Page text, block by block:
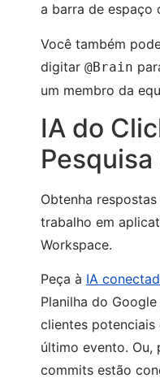
a barra de espaço
Você também
digitar @Brain
um membro da
IA do
Obtenha
trabalho em
Workspace.
Peça à IA
Planilha do
clientes potenciais
último evento. Ou,
commits estão